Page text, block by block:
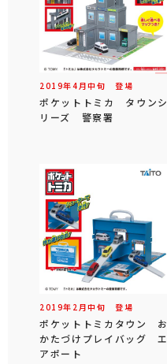
2019年4 月中旬 登場
ポケットトミカ タウンシ
リーズ 警察署
2019年 2 月中旬 登場
ポケットトミカタウン お
かたづけプレイバッグ エ
アポート